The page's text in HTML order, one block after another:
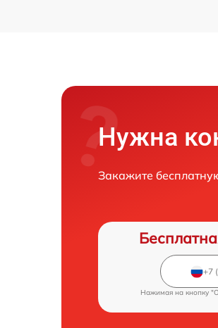
Нужна
Закажите
Нажимая на кнопку